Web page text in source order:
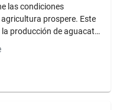
las condiciones
prospere. Este
producción de aguacate,